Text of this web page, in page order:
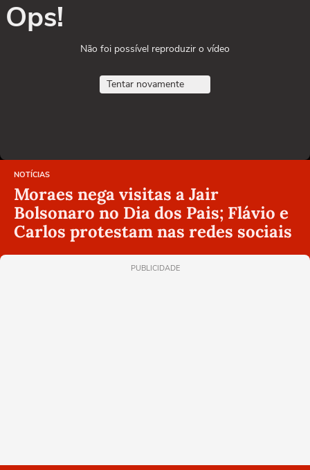
Ops!
Não foi possível reproduzir o vídeo
Tentar novamente
NOTÍCIAS
Moraes nega visitas a Jair
Bolsonaro no Dia dos Pais; Flávio e
Carlos protestam nas redes sociais
PUBLICIDADE